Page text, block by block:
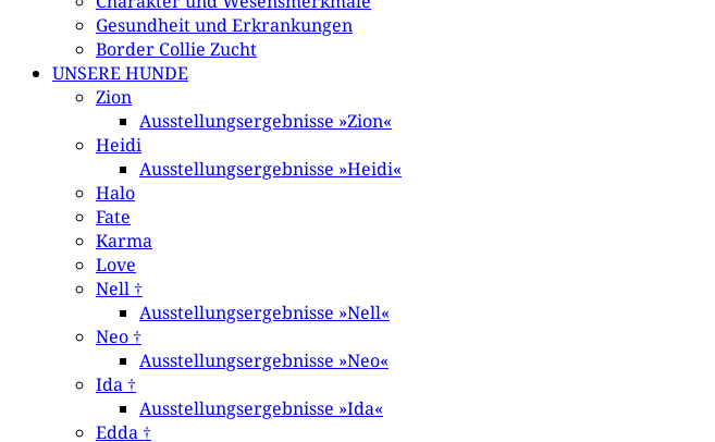
Gesundheit und Erkrankungen
Border Collie Zucht
UNSERE HUNDE
Zion
Ausstellungsergebnisse »Zion«
Heidi
Ausstellungsergebnisse »Heidi«
Halo
Fate
Karma
Love
Nell †
Ausstellungsergebnisse »Nell«
Neo †
Ausstellungsergebnisse »Neo«
Ida †
Ausstellungsergebnisse »Ida«
Edda †